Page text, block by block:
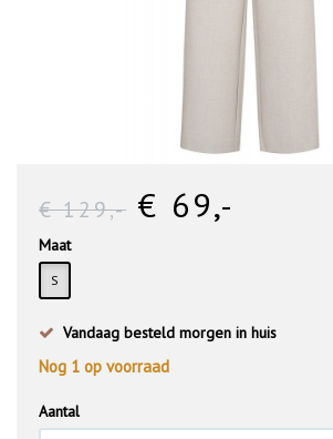
€ 129,- € 69,-
Maat
S
Vandaag besteld morgen in huis
Nog 1 op voorraad
Aantal